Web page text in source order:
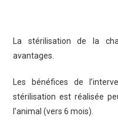
La stérilisation de la
avantages.
Les bénéfices de
stérilisation est réalisée
l’animal (vers 6 mois).